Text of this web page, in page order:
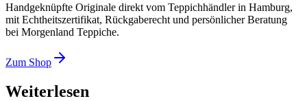
Handgeknüpfte Originale direkt vom Teppichhändler in Hamburg,
mit Echtheitszertifikat, Rückgaberecht und persönlicher Beratung
bei Morgenland Teppiche.
Zum Shop
Weiterlesen